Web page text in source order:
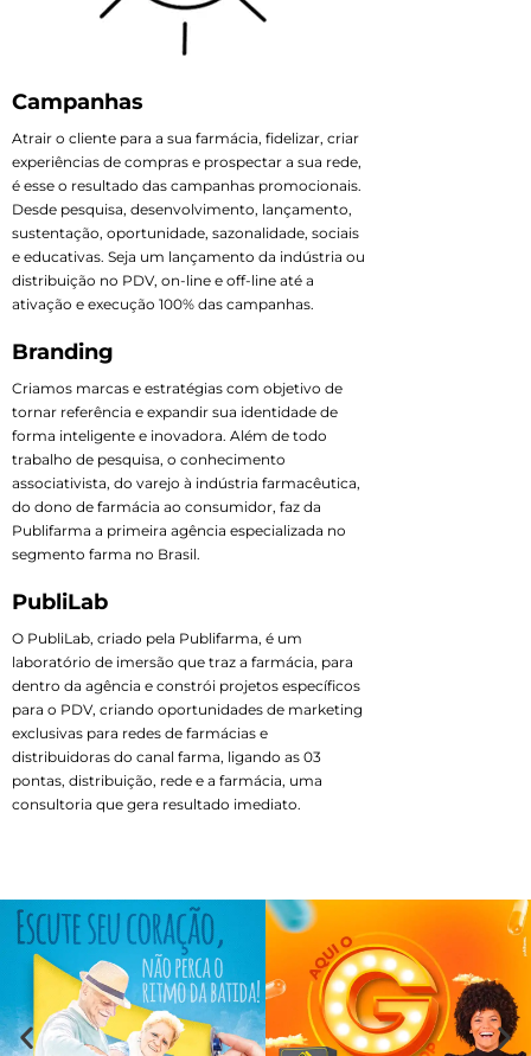
Campanhas
Atrair o cliente para a sua farmácia, fidelizar, criar
experiências de compras e prospectar a sua rede,
é esse o resultado das campanhas promocionais.
Desde pesquisa, desenvolvimento, lançamento,
sustentação, oportunidade, sazonalidade, sociais
e educativas. Seja um lançamento da indústria ou
distribuição no PDV, on-line e off-line até a
ativação e execução 100% das campanhas.
Branding
Criamos marcas e estratégias com objetivo de
tornar referência e expandir sua identidade de
forma inteligente e inovadora. Além de todo
trabalho de pesquisa, o conhecimento
associativista, do varejo à indústria farmacêutica,
do dono de farmácia ao consumidor, faz da
Publifarma a primeira agência especializada no
segmento farma no Brasil.
PubliLab
O PubliLab, criado pela Publifarma, é um
laboratório de imersão que traz a farmácia, para
dentro da agência e constrói projetos específicos
para o PDV, criando oportunidades de marketing
exclusivas para redes de farmácias e
distribuidoras do canal farma, ligando as 03
pontas, distribuição, rede e a farmácia, uma
consultoria que gera resultado imediato.